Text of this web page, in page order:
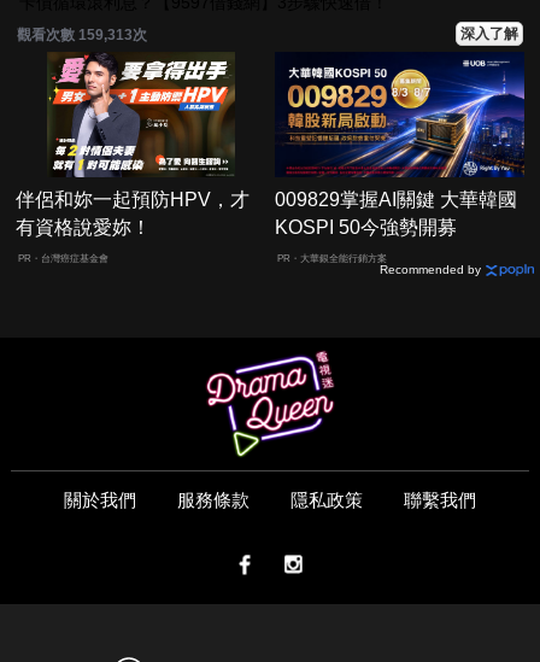
觀看次數 159,313次 深入了解
伴侶和妳一起預防HPV，才
有資格說愛妳！
PR・台灣癌症基金會
009829掌握AI關鍵 大華韓國
KOSPI 50今強勢開募
PR・大華銀全能行銷方案
Recommended by
關於我們 服務條款 隱私政策 聯繫我們